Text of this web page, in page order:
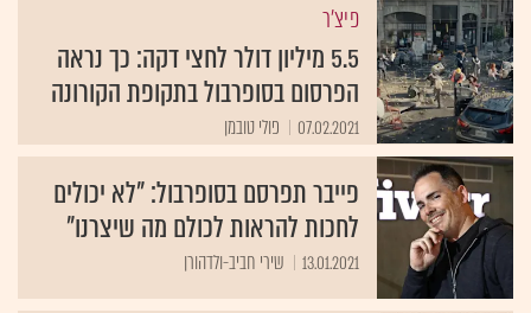
פיצ'ר
5.5 מיליון דולר לחצי דקה: כך נראה
הפרסום בסופרבול בתקופת הקורונה
07.02.2021 פולי טובמן
פייבר תפרסם בסופרבול: "לא יכולים
לחכות להראות לכולם מה שיצרנו"
13.01.2021 שירי חביב-ולדהורן